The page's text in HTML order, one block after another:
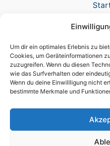
Um dir ein optimales Erlebnis zu
Cookies, um Geräteinformationen
zuzugreifen. Wenn du diesen
wie das Surfverhalten oder
Wenn du deine Einwillligung nicht
bestimmte Merkmale und
TV